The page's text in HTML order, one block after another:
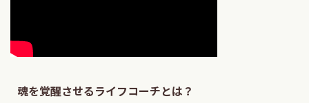
魂を覚醒させるライフコーチとは？